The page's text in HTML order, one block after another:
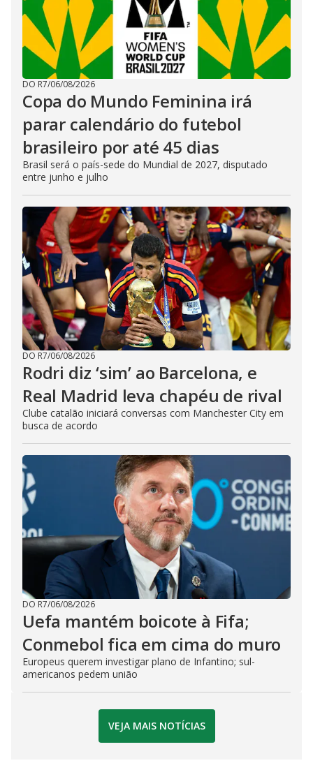
DO R7/06/08/2026
Copa do Mundo Feminina irá
parar calendário do futebol
brasileiro por até 45 dias
Brasil será o país-sede do Mundial de 2027, disputado
entre junho e julho
DO R7/06/08/2026
Rodri diz ‘sim’ ao Barcelona, e
Real Madrid leva chapéu de rival
Clube catalão iniciará conversas com Manchester City em
busca de acordo
DO R7/06/08/2026
Uefa mantém boicote à Fifa;
Conmebol fica em cima do muro
Europeus querem investigar plano de Infantino; sul-
americanos pedem união
VEJA MAIS NOTÍCIAS